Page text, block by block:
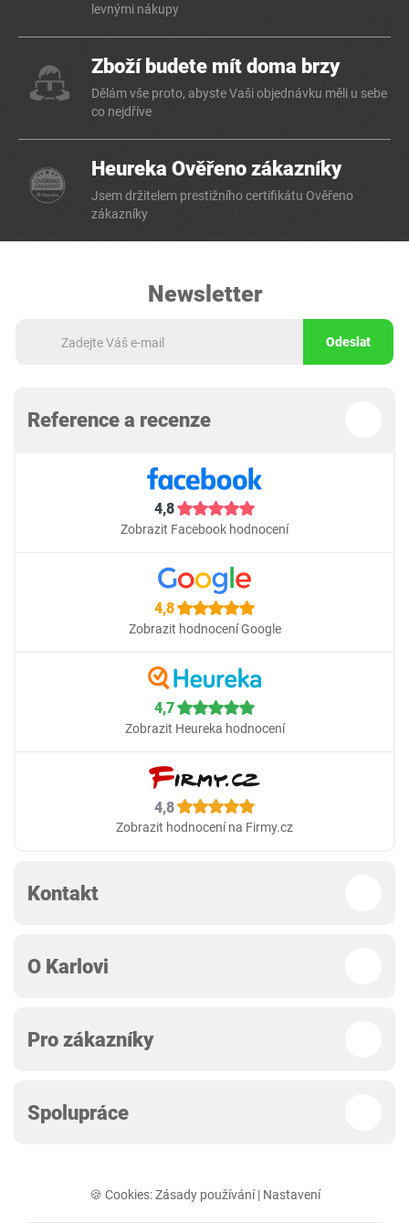
levnými nákupy
Zboží budete mít doma brzy
Dělám vše proto, abyste Vaši objednávku měli u sebe
co nejdříve
Heureka Ověřeno zákazníky
Jsem držitelem prestižního certifikátu Ověřeno
zákazníky
Newsletter
Odeslat
Reference a recenze
4,8
Zobrazit Facebook hodnocení
4,8
Zobrazit hodnocení Google
4,7
Zobrazit Heureka hodnocení
4,8
Zobrazit hodnocení na Firmy.cz
Kontakt
O Karlovi
Pro zákazníky
Spolupráce
🍪 Cookies:Zásady používání| Nastavení